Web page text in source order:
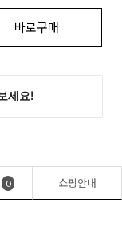
바로구매
0 쇼핑안내